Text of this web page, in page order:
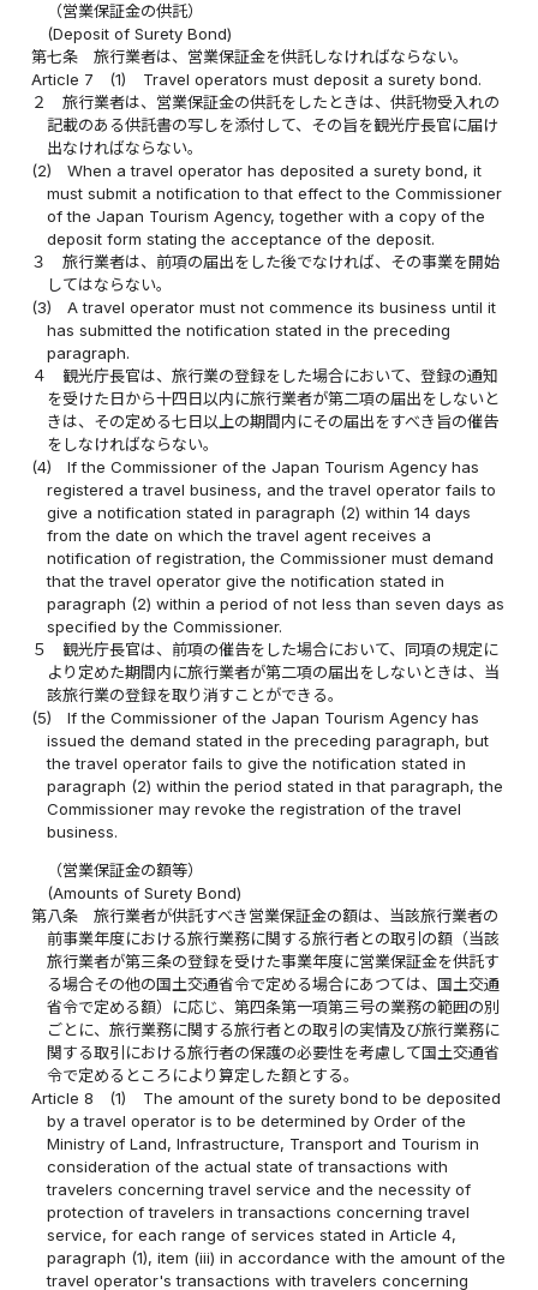
（営業保証金の供託）
(Deposit of Surety Bond)
第七条
旅行業者は、営業保証金を供託しなければならない。
Article 7
(1)
Travel operators must deposit a surety bond.
２
旅行業者は、営業保証金の供託をしたときは、供託物受入れの
記載のある供託書の写しを添付して、その旨を観光庁長官に届け
出なければならない。
(2)
When a travel operator has deposited a surety bond, it
must submit a notification to that effect to the Commissioner
of the Japan Tourism Agency, together with a copy of the
deposit form stating the acceptance of the deposit.
３
旅行業者は、前項の届出をした後でなければ、その事業を開始
してはならない。
(3)
A travel operator must not commence its business until it
has submitted the notification stated in the preceding
paragraph.
４
観光庁長官は、旅行業の登録をした場合において、登録の通知
を受けた日から十四日以内に旅行業者が第二項の届出をしないと
きは、その定める七日以上の期間内にその届出をすべき旨の催告
をしなければならない。
(4)
If the Commissioner of the Japan Tourism Agency has
registered a travel business, and the travel operator fails to
give a notification stated in paragraph (2) within 14 days
from the date on which the travel agent receives a
notification of registration, the Commissioner must demand
that the travel operator give the notification stated in
paragraph (2) within a period of not less than seven days as
specified by the Commissioner.
５
観光庁長官は、前項の催告をした場合において、同項の規定に
より定めた期間内に旅行業者が第二項の届出をしないときは、当
該旅行業の登録を取り消すことができる。
(5)
If the Commissioner of the Japan Tourism Agency has
issued the demand stated in the preceding paragraph, but
the travel operator fails to give the notification stated in
paragraph (2) within the period stated in that paragraph, the
Commissioner may revoke the registration of the travel
business.
（営業保証金の額等）
(Amounts of Surety Bond)
第八条
旅行業者が供託すべき営業保証金の額は、当該旅行業者の
前事業年度における旅行業務に関する旅行者との取引の額（当該
旅行業者が第三条の登録を受けた事業年度に営業保証金を供託す
る場合その他の国土交通省令で定める場合にあつては、国土交通
省令で定める額）に応じ、第四条第一項第三号の業務の範囲の別
ごとに、旅行業務に関する旅行者との取引の実情及び旅行業務に
関する取引における旅行者の保護の必要性を考慮して国土交通省
令で定めるところにより算定した額とする。
Article 8
(1)
The amount of the surety bond to be deposited
by a travel operator is to be determined by Order of the
Ministry of Land, Infrastructure, Transport and Tourism in
consideration of the actual state of transactions with
travelers concerning travel service and the necessity of
protection of travelers in transactions concerning travel
service, for each range of services stated in Article 4,
paragraph (1), item (iii) in accordance with the amount of the
travel operator's transactions with travelers concerning